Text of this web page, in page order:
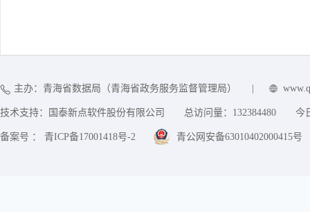
主办：青海省数据局（青海省政务服务监督管理局）
技术支持：国泰新点软件股份有限公司 总访问量： 132384480 今
备案号 ： 青ICP备17001418号-2 青公网安备63010402000415号